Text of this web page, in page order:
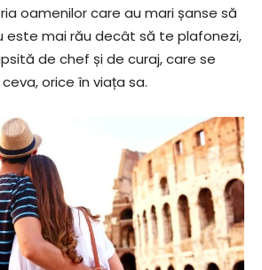
oamenilor care au mari șanse să
este mai rău decât să te plafonezi,
de chef și de curaj, care se
orice în viața sa.